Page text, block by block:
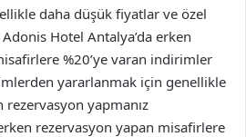
daha düşük fiyatlar ve özel
Hotel Antalya’da erken
%20’ye varan indirimler
yararlanmak için genellikle
yapmanız
rezervasyon yapan misafirlere